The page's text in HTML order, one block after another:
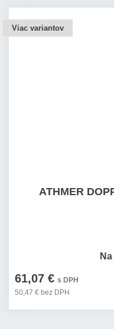
Viac variantov
ATHMER
61,07 € s DPH
50,47 € bez DPH